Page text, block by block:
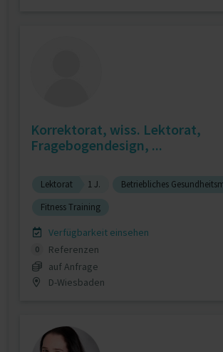
Korrektorat, wiss. Lektorat,
Fragebogendesign, ...
Lektorat 1 J.
Betriebliches
Fitness Training
Verfügbarkeit einsehen
0
Referenzen
auf Anfrage
D-Wiesbaden